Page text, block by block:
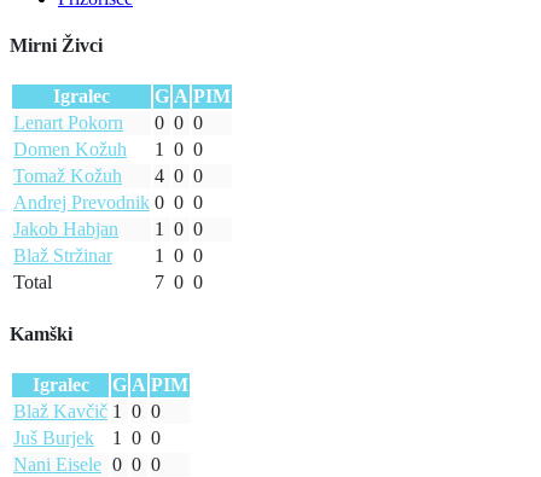
Mirni Živci
Igralec G A PIM
Lenart Pokorn
0 0 0
Domen Kožuh
1 0 0
Tomaž Kožuh
4 0 0
Andrej Prevodnik 0 0 0
Jakob Habjan
1 0 0
Blaž Stržinar
1 0 0
Total
7 0 0
Kamški
Igralec G A PIM
Blaž Kavčič 1 0 0
Juš Burjek
1 0 0
Nani Eisele 0 0 0